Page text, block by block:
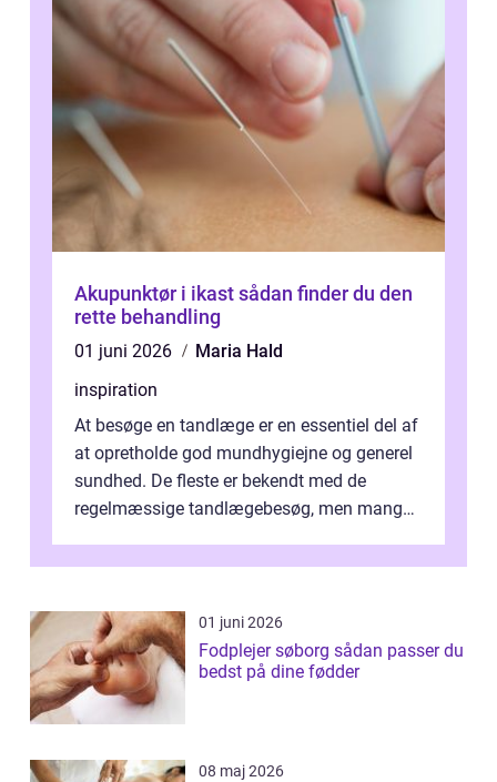
Akupunktør i ikast sådan finder du den
rette behandling
01 juni 2026
Maria Hald
inspiration
At besøge en tandlæge er en essentiel del af
at opretholde god mundhygiejne og generel
sundhed. De fleste er bekendt med de
regelmæssige tandlægebesøg, men mange
01 juni 2026
Fodplejer søborg sådan passer du
bedst på dine fødder
08 maj 2026